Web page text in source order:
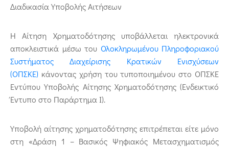
Διαδικασία Υποβολής Αιτήσεων
Η Αίτηση Χρηματοδότησης υποβάλλεται ηλεκτρονικά
αποκλειστικά μέσω του Ολοκληρωμένου Πληροφοριακού
Συστήματος Διαχείρισης Κρατικών Ενισχύσεων
(ΟΠΣΚΕ) κάνοντας χρήση του τυποποιημένου στο ΟΠΣΚΕ
Εντύπου Υποβολής Αίτησης Χρηματοδότησης (Ενδεικτικό
Έντυπο στο Παράρτημα Ι).
Υποβολή αίτησης χρηματοδότησης επιτρέπεται είτε μόνο
στη «Δράση 1 – Βασικός Ψηφιακός Μετασχηματισμός